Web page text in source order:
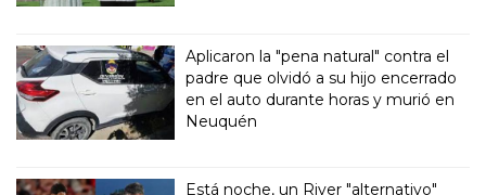
Aplicaron la "pena natural" contra el
padre que olvidó a su hijo encerrado
en el auto durante horas y murió en
Neuquén
Está noche, un River "alternativo"